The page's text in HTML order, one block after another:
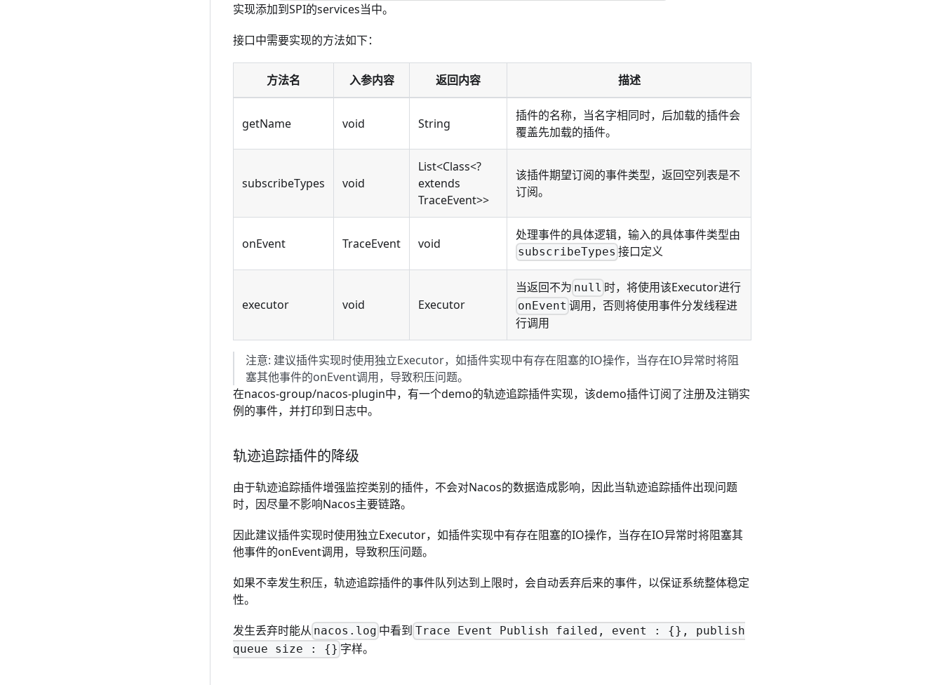
实现添加到SPI的services当中。
接口中需要实现的方法如下：
方法名 入参内容 返回内容 描述
getName void String
插件的名称，当名字相同时，后加载的插件会
覆盖先加载的插件。
subscribeTypes void
List<Class<?
extends
TraceEvent>>
该插件期望订阅的事件类型，返回空列表是不
订阅。
onEvent TraceEvent void
处理事件的具体逻辑，输入的具体事件类型由
subscribeTypes 接口定义
executor void Executor
当返回不为 null 时，将使用该Executor进行
onEvent 调用，否则将使用事件分发线程进
行调用
注意: 建议插件实现时使用独立Executor，如插件实现中有存在阻塞的IO操作，当存在IO异常时将阻
塞其他事件的onEvent调用，导致积压问题。
在nacos-group/nacos-plugin中，有一个demo的轨迹追踪插件实现，该demo插件订阅了注册及注销实
例的事件，并打印到日志中。
轨迹追踪插件的降级
由于轨迹追踪插件增强监控类别的插件，不会对Nacos的数据造成影响，因此当轨迹追踪插件出现问题
时，因尽量不影响Nacos主要链路。
因此建议插件实现时使用独立Executor，如插件实现中有存在阻塞的IO操作，当存在IO异常时将阻塞其
他事件的onEvent调用，导致积压问题。
如果不幸发生积压，轨迹追踪插件的事件队列达到上限时，会自动丢弃后来的事件，以保证系统整体稳定
性。
发生丢弃时能从 nacos.log 中看到 Trace Event Publish failed, event : {}, publish
queue size : {} 字样。